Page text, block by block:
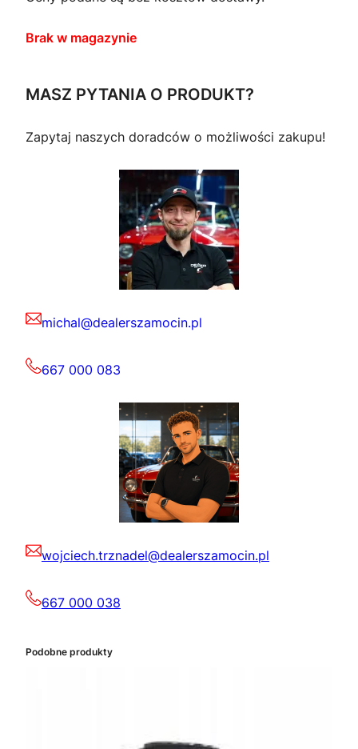
Brak w magazynie
MASZ PYTANIA O PRODUKT?
Zapytaj naszych doradców o możliwości zakupu!
michal@dealerszamocin.pl
667 000 083
wojciech.trznadel@dealerszamocin.pl
667 000 038
Podobne produkty